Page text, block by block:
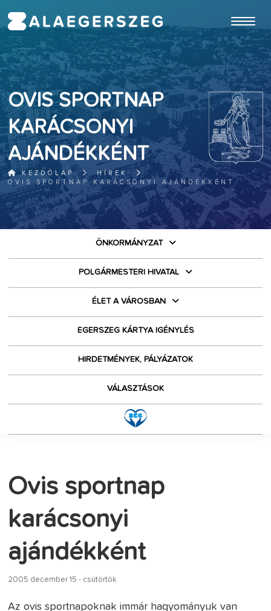
OVIS SPORTNAP
KARÁCSONYI
AJÁNDÉKKÉNT
KEZDŐLAP
HÍREK
OVIS SPORTNAP KARÁCSONYI AJÁNDÉKKÉNT
ÖNKORMÁNYZAT
POLGÁRMESTERI HIVATAL
ÉLET A VÁROSBAN
EGERSZEG KÁRTYA IGÉNYLÉS
HIRDETMÉNYEK, PÁLYÁZATOK
VÁLASZTÁSOK
Ovis sportnap
karácsonyi
ajándékként
2005 december 15 - csütörtök
Az ovis sportnapoknak immár hagyományuk van